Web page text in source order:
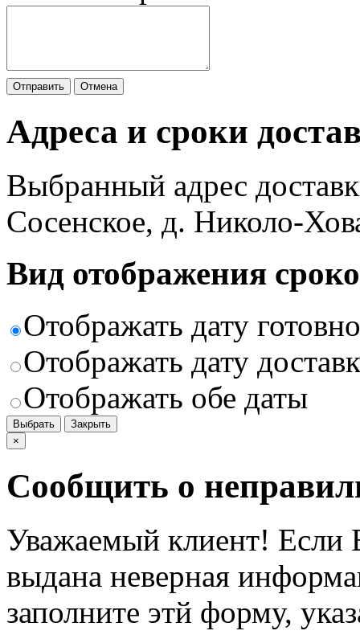
Отправить Отмена
Адреса и сроки
Выбранный адрес
Сосенское, д. Николо-
Вид отображения
Отображать дату
Отображать дату
Отображать обе даты
Выбрать
Закрыть
×
Сообщить о
Уважаемый клиент! Если
выдана неверная
заполните этй форму,